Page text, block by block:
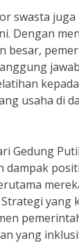
swasta
Dengan
besar,
usaha di
Gedung
dampak
yang
yang